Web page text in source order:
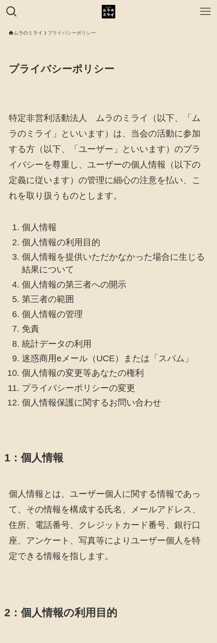
ムラのミライ プライバシーポリシー
プライバシーポリシー
特定非営利活動法人 ムラのミライ（以下、「ム
ラのミライ」といいます）は、当会の活動に参加
する方（以下、「ユーザー」といいます）のプラ
イバシーを尊重し、ユーザーの個人情報（以下の
定義に従います）の管理に細心の注意を払い、こ
れを取り扱うものとします。
個人情報
個人情報の利用目的
個人情報を提供いただかなかった場合に生じる
結果について
個人情報の第三者への開示
第三者の範囲
個人情報の管理
免責
統計データの利用
迷惑商用eメール（UCE）または「スパム」
個人情報の変更等あなたの権利
プライバシーポリシーの変更
個人情報保護に関するお問い合わせ
1：個人情報
個人情報とは、ユーザー個人に関する情報であっ
て、その情報を構成する氏名、メールアドレス、
住所、電話番号、クレジットカード番号、銀行口
座、アンケート、写真等によりユーザー個人を特
定できる情報を指します。
2：個人情報の利用目的